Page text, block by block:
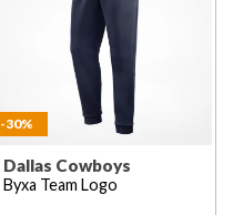
-30%
Dallas Cowboys
Byxa Team Logo